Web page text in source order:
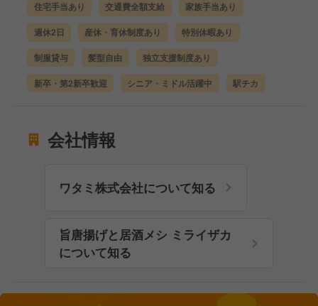
住宅手当あり 交通費全額支給 家族手当あり
週休2日 産休・育休制度あり 特別休暇あり
制服貸与 髪型自由 独立支援制度あり
新卒・第2新卒歓迎 シニア・ミドル活躍中 駅チカ
会社情報
ワタミ株式会社について知る
旨唐揚げと居酒メシ ミライザカ
について知る